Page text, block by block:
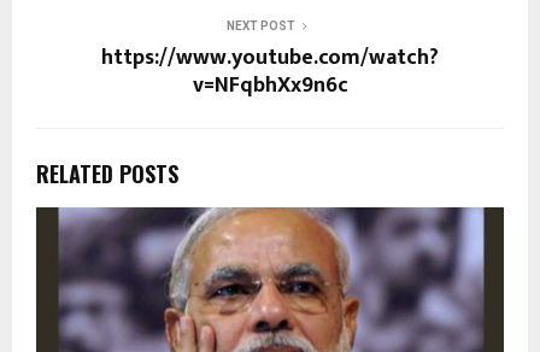
NEXT POST
https://www.youtube.com/watch?
v=NFqbhXx9n6c
RELATED POSTS